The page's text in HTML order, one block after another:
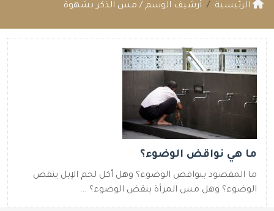
الرئيسية أرشيف الوسم / مس الذكر بشهوة
ما هي نواقض الوضوء؟
ما المقصود بنواقض الوضوء؟ وهل أكل لحم الإبل ينقض
الوضوء؟ وهل مس المرأة ينقض الوضوء؟ ...